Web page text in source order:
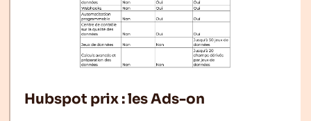
Hubspot prix : les Ads-on